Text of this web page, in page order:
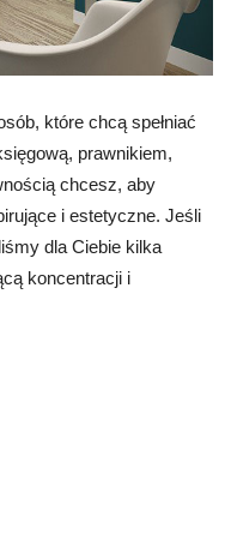
które chcą spełniać
prawnikiem,
chcesz, aby
i estetyczne. Jeśli
dla Ciebie kilka
koncentracji i